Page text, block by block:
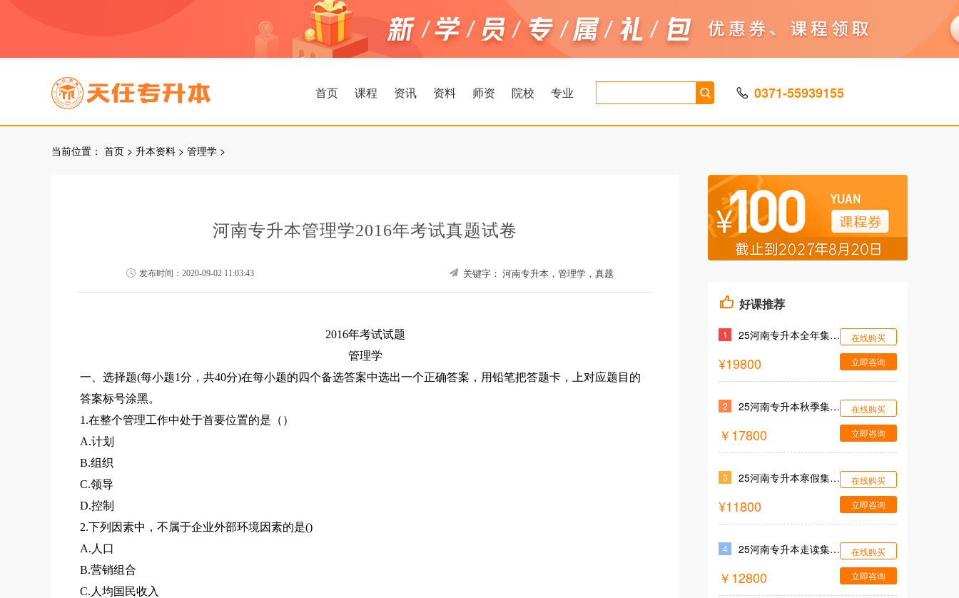
首页 课程 资讯 资料 师资 院校 专业 0371-55939155
当前位置： 首页 > 升本资料 > 管理学 >
河南专升本管理学2016年考试真题试卷
发布时间：2020-09-02 11:03:43 关键字：河南专升本，管理学，真题
2016年考试试题
管理学
一、选择题(每小题1分，共40分)在每小题的四个备选答案中选出一个正确答案，用铅笔把答题卡，上对应题目的
答案标号涂黑。
1.在整个管理工作中处于首要位置的是（）
A.计划
B.组织
C.领导
D.控制
2.下列因素中，不属于企业外部环境因素的是()
A.人口
B.营销组合
C.人均国民收入
好课推荐
1 25河南专升本全年集训营
¥19800
在线购买
立即咨询
2 25河南专升本秋季集训营
￥17800
在线购买
立即咨询
3 25河南专升本寒假集训营
¥11800
在线购买
立即咨询
4 25河南专升本走读集训营
￥12800
在线购买
立即咨询